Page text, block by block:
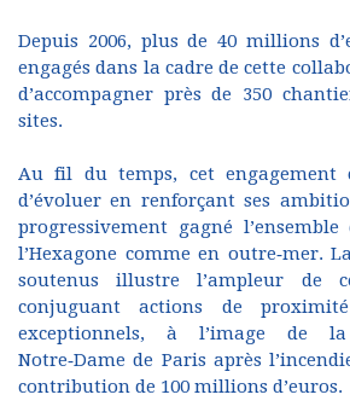
Depuis 2006, plus de 40 millions
engagés dans la cadre de cette
d’accompagner près de 350
sites.
Au fil du temps, cet engagement
d’évoluer en renforçant ses
progressivement gagné
l’Hexagone comme en outre‑mer.
soutenus illustre l’ampleur de
conjuguant actions de
exceptionnels, à l’image de
Notre‑Dame de Paris après
contribution de 100 millions d’euros.